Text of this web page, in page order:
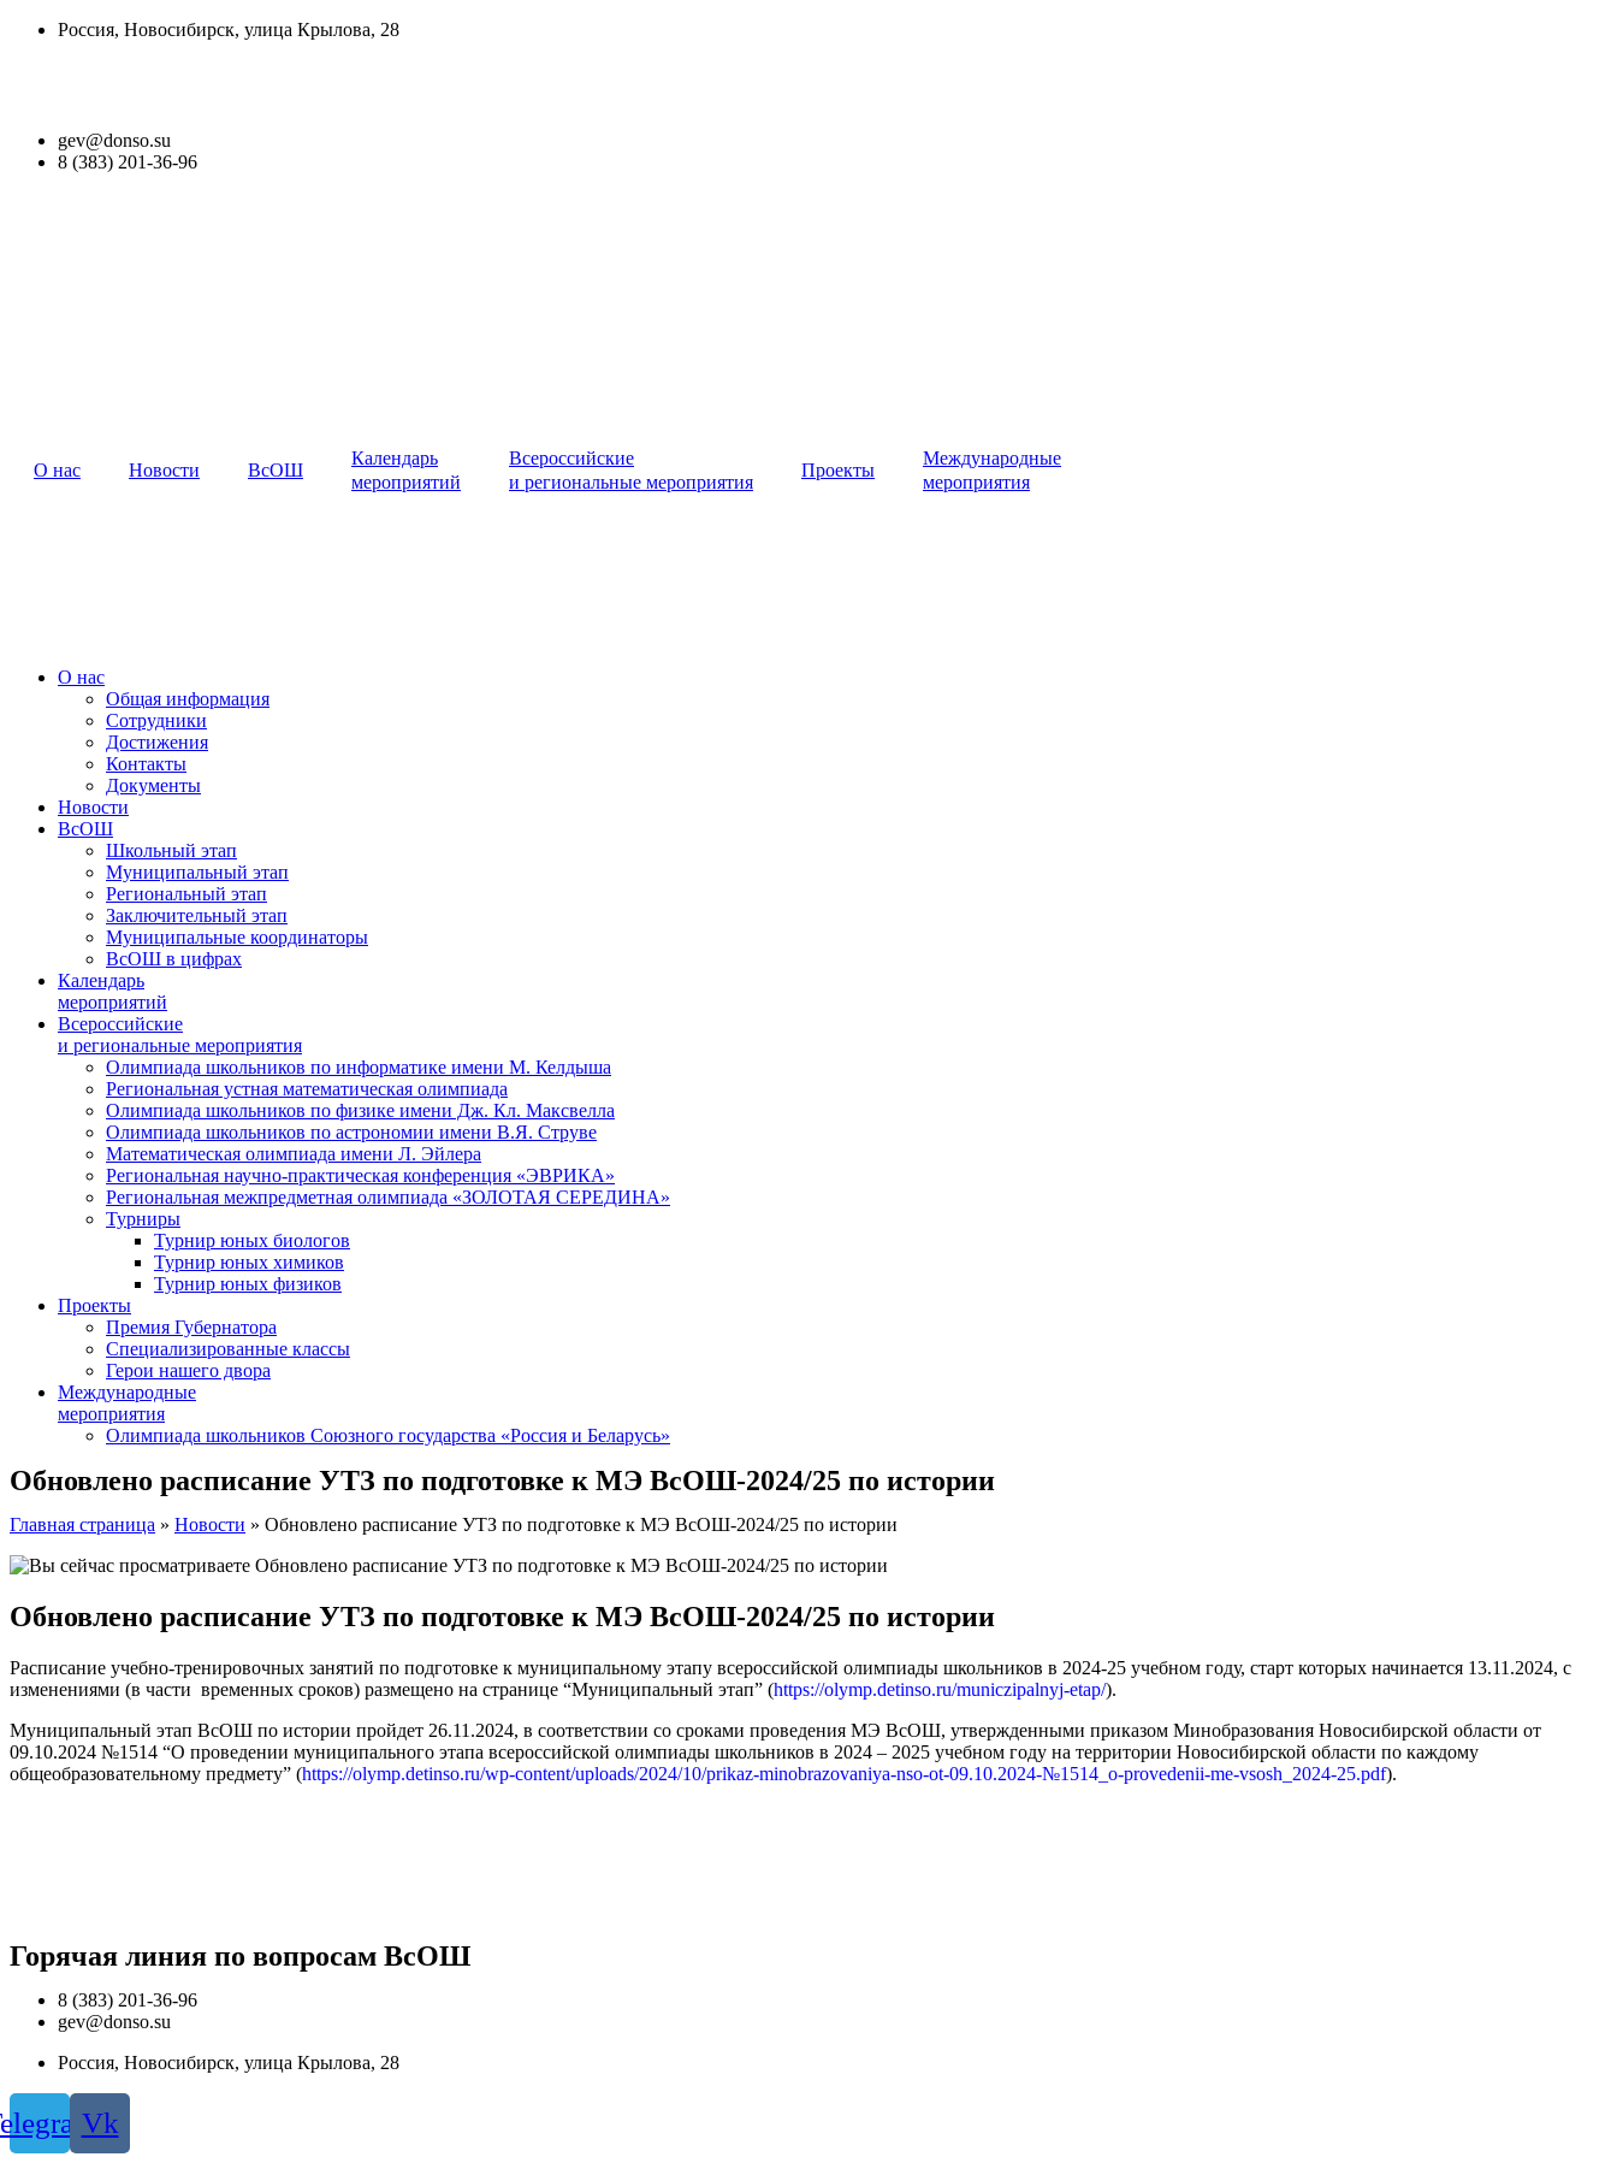
ПерейтиРоссия, Новосибирск, улица Крылова, 28
gev@donso.su
8 (383) 201-36-96
О нас Новости ВсОШ
Календарь
мероприятий
Всероссийские
и региональные мероприятия
Проекты
Международные
мероприятия
МенюО нас
Общая информация
Сотрудники
Достижения
Контакты
Документы
Новости
ВсОШ
Школьный этап
Муниципальный этап
Региональный этап
Заключительный этап
Муниципальные координаторы
ВсОШ в цифрах
Календарь
мероприятий
Всероссийские
и региональные мероприятия
Олимпиада школьников по информатике имени М. Келдыша
Региональная устная математическая олимпиада
Олимпиада школьников по физике имени Дж. Кл. Максвелла
Олимпиада школьников по астрономии имени В.Я. Струве
Математическая олимпиада имени Л. Эйлера
Региональная научно-практическая конференция «ЭВРИКА»
Региональная межпредметная олимпиада «ЗОЛОТАЯ СЕРЕДИНА»
Турниры
Турнир юных биологов
Турнир юных химиков
Турнир юных физиков
Проекты
Премия Губернатора
Специализированные классы
Герои нашего двора
Международные
мероприятия
Олимпиада школьников Союзного государства «Россия и Беларусь»
Обновлено расписание УТЗ по подготовке к МЭ ВсОШ-2024/25 по истории
Главная страница » Новости » Обновлено расписание УТЗ по подготовке к МЭ ВсОШ-2024/25 по истории
Обновлено расписание УТЗ по подготовке к МЭ ВсОШ-2024/25 по истории
Расписание учебно-тренировочных занятий по подготовке к муниципальному этапу всероссийской олимпиады школьников в 2024-25 учебном году, старт которых начинается 13.11.2024, с
изменениями (в части временных сроков) размещено на странице “Муниципальный этап” (https://olymp.detinso.ru/municzipalnyj-etap/).
Муниципальный этап ВсОШ по истории пройдет 26.11.2024, в соответствии со сроками проведения МЭ ВсОШ, утвержденными приказом Минобразования Новосибирской области от
09.10.2024 №1514 “О проведении муниципального этапа всероссийской олимпиады школьников в 2024 – 2025 учебном году на территории Новосибирской области по каждому
общеобразовательному предмету” (https://olymp.detinso.ru/wp-content/uploads/2024/10/prikaz-minobrazovaniya-nso-ot-09.10.2024-№1514_o-provedenii-me-vsosh_2024-25.pdf).
Горячая линия по вопросам ВcОШ
8 (383) 201-36-96
gev@donso.su
Россия, Новосибирск, улица Крылова, 28
Vk